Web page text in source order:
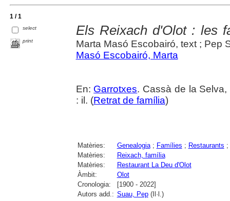
1 / 1
select
print
Els Reixach d'Olot : les
Marta Masó Escobairó, text ; Pep
Masó Escobairó, Marta
En: Garrotxes. Cassà de la
: il. (Retrat de família)
Matèries: Genealogia; Famílies ; Restaurants ;
Matèries:
Reixach, família
Matèries:
Restaurant La Deu d'Olot
Àmbit:
Olot
Cronologia:
[1900 - 2022]
Autors add.: Suau, Pep(Il·l.)